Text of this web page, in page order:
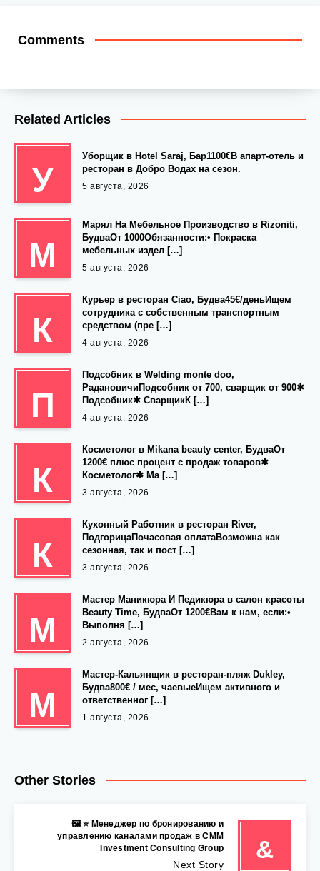
Comments
Related Articles
У
Уборщик в Hotel Saraj, Бар1100€В апарт-отель и
ресторан в Добро Водах на сезон.
5 августа, 2026
М
Марял На Мебельное Производство в Rizoniti,
БудваОт 1000Обязанности:• Покраска
мебельных издел […]
5 августа, 2026
К
Курьер в ресторан Ciao, Будва45€/деньИщем
сотрудника с собственным транспортным
средством (пре […]
4 августа, 2026
П
Подсобник в Welding monte doo,
РадановичиПодсобник от 700, сварщик от 900✱
Подсобник✱ СварщикК […]
4 августа, 2026
К
Косметолог в Mikana beauty center, БудваОт
1200€ плюс процент с продаж товаров✱
Косметолог✱ Ма […]
3 августа, 2026
К
Кухонный Работник в ресторан River,
ПодгорицаПочасовая оплатаВозможна как
сезонная, так и пост […]
3 августа, 2026
М
Мастер Маникюра И Педикюра в салон красоты
Beauty Time, БудваОт 1200€Вам к нам, если:•
Выполня […]
2 августа, 2026
М
Мастер-Кальянщик в ресторан-пляж Dukley,
Будва800€ / мес, чаевыеИщем активного и
ответственног […]
1 августа, 2026
Other Stories
&
🖼 ⭐️ Менеджер по бронированию и
управлению каналами продаж в CMM
Investment Consulting Group
Next Story